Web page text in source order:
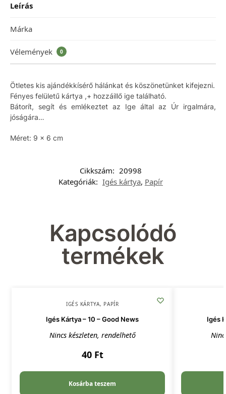
Leírás
Márka
Vélemények 0
Ötletes kis ajándékkísérő hálánkat és köszönetünket kifejezni.
Fényes felületű kártya ,+ hozzáillő ige található.
Bátorít, segít és emlékeztet az Ige által az Úr irgalmára,
jóságára…
Méret: 9 x 6 cm
Cikkszám: 20998
Kategóriák: Igés kártya, Papír
Kapcsolódó
termékek
IGÉS KÁRTYA, PAPÍR
Igés Kártya – 10 – Good News
Nincs készleten, rendelhető
40 Ft
Kosárba teszem
Igés